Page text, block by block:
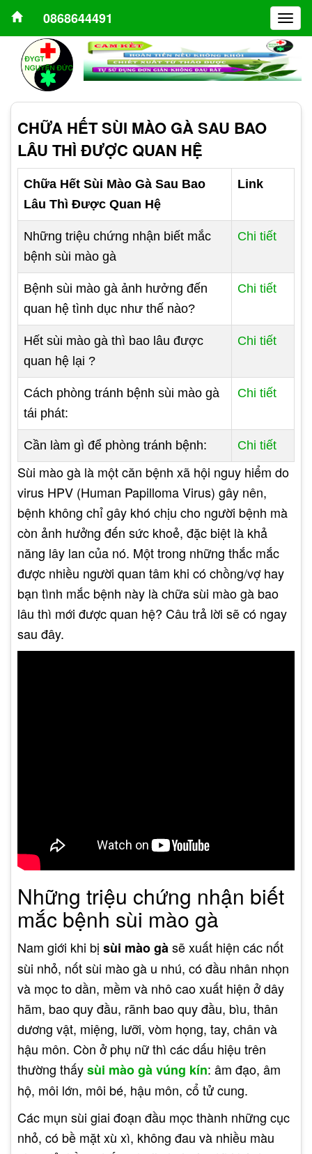
0868644491
CHỮA HẾT SÙI MÀO GÀ SAU BAO
LÂU THÌ ĐƯỢC QUAN HỆ
Chữa Hết Sùi Mào Gà Sau Bao
Lâu Thì Được Quan Hệ
Link
Những triệu chứng nhận biết mắc
bệnh sùi mào gà
Chi tiết
Bệnh sùi mào gà ảnh hưởng đến
quan hệ tình dục như thế nào?
Chi tiết
Hết sùi mào gà thì bao lâu được
quan hệ lại ?
Chi tiết
Cách phòng tránh bệnh sùi mào gà
tái phát:
Chi tiết
Cần làm gì để phòng tránh bệnh: Chi tiết
Sùi mào gà là một căn bệnh xã hội nguy hiểm do
virus HPV (Human Papilloma Virus) gây nên,
bệnh không chỉ gây khó chịu cho người bệnh mà
còn ảnh hưởng đến sức khoẻ, đặc biệt là khả
năng lây lan của nó. Một trong những thắc mắc
được nhiều người quan tâm khi có chồng/vợ hay
bạn tình mắc bệnh này là chữa sùi mào gà bao
lâu thì mới được quan hệ? Câu trả lời sẽ có ngay
sau đây.
Những triệu chứng nhận biết
mắc bệnh sùi mào gà
Nam giới khi bị sùi mào gàsẽ xuất hiện các nốt
sùi nhỏ, nốt sùi mào gà u nhú, có đầu nhân nhọn
và mọc to dần, mềm và nhô cao xuất hiện ở dây
hãm, bao quy đầu, rãnh bao quy đầu, bìu, thân
dương vật, miệng, lưỡi, vòm họng, tay, chân và
hậu môn. Còn ở phụ nữ thì các dấu hiệu trên
thường thấysùi mào gà vúng kín: âm đạo, âm
hộ, môi lớn, môi bé, hậu môn, cổ tử cung.
Các mụn sùi giai đoạn đầu mọc thành những cục
nhỏ, có bề mặt xù xì, không đau và nhiều màu